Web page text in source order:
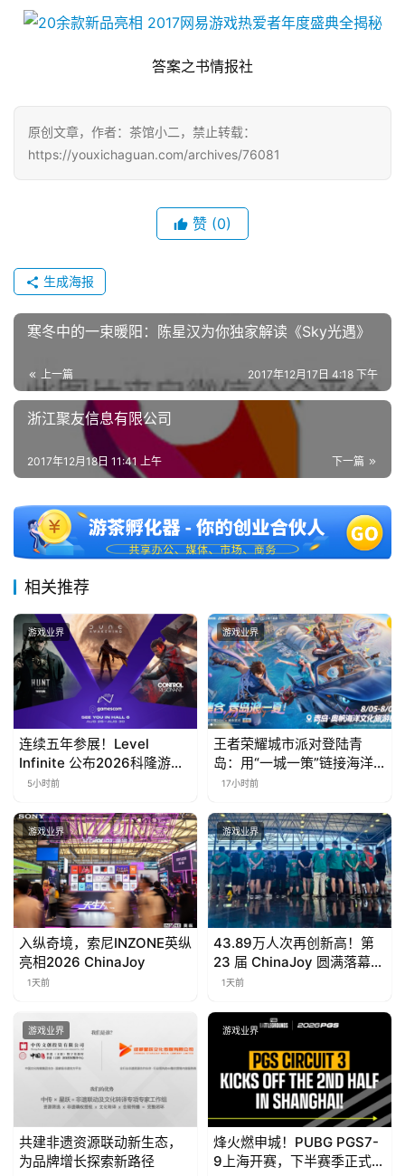
答案之书情报社
原创文章，作者：茶馆小二，禁止转载：
https://youxichaguan.com/archives/76081
赞 (0)
生成海报
寒冬中的一束暖阳：陈星汉为你独家解读《Sky光遇》
上一篇 2017年12月17日 4:18 下午
浙江聚友信息有限公司
下一篇
2017年12月18日 11:41 上午
相关推荐
游戏业界
连续五年参展！Level
Infinite 公布2026科隆游戏
展产品阵容
5小时前
游戏业界
王者荣耀城市派对登陆青
岛：用“一城一策”链接海洋
场景，以双向奔赴带动夏日
17小时前
游戏业界
入纵奇境，索尼INZONE英纵
亮相2026 ChinaJoy
1天前
游戏业界
43.89万人次再创新高！第
23 届 ChinaJoy 圆满落幕：
感谢有你，共赴这场“与 AI
1天前
游戏业界
共建非遗资源联动新生态，
为品牌增长探索新路径
游戏业界
烽火燃申城！PUBG PGS7-
9上海开赛，下半赛季正式打